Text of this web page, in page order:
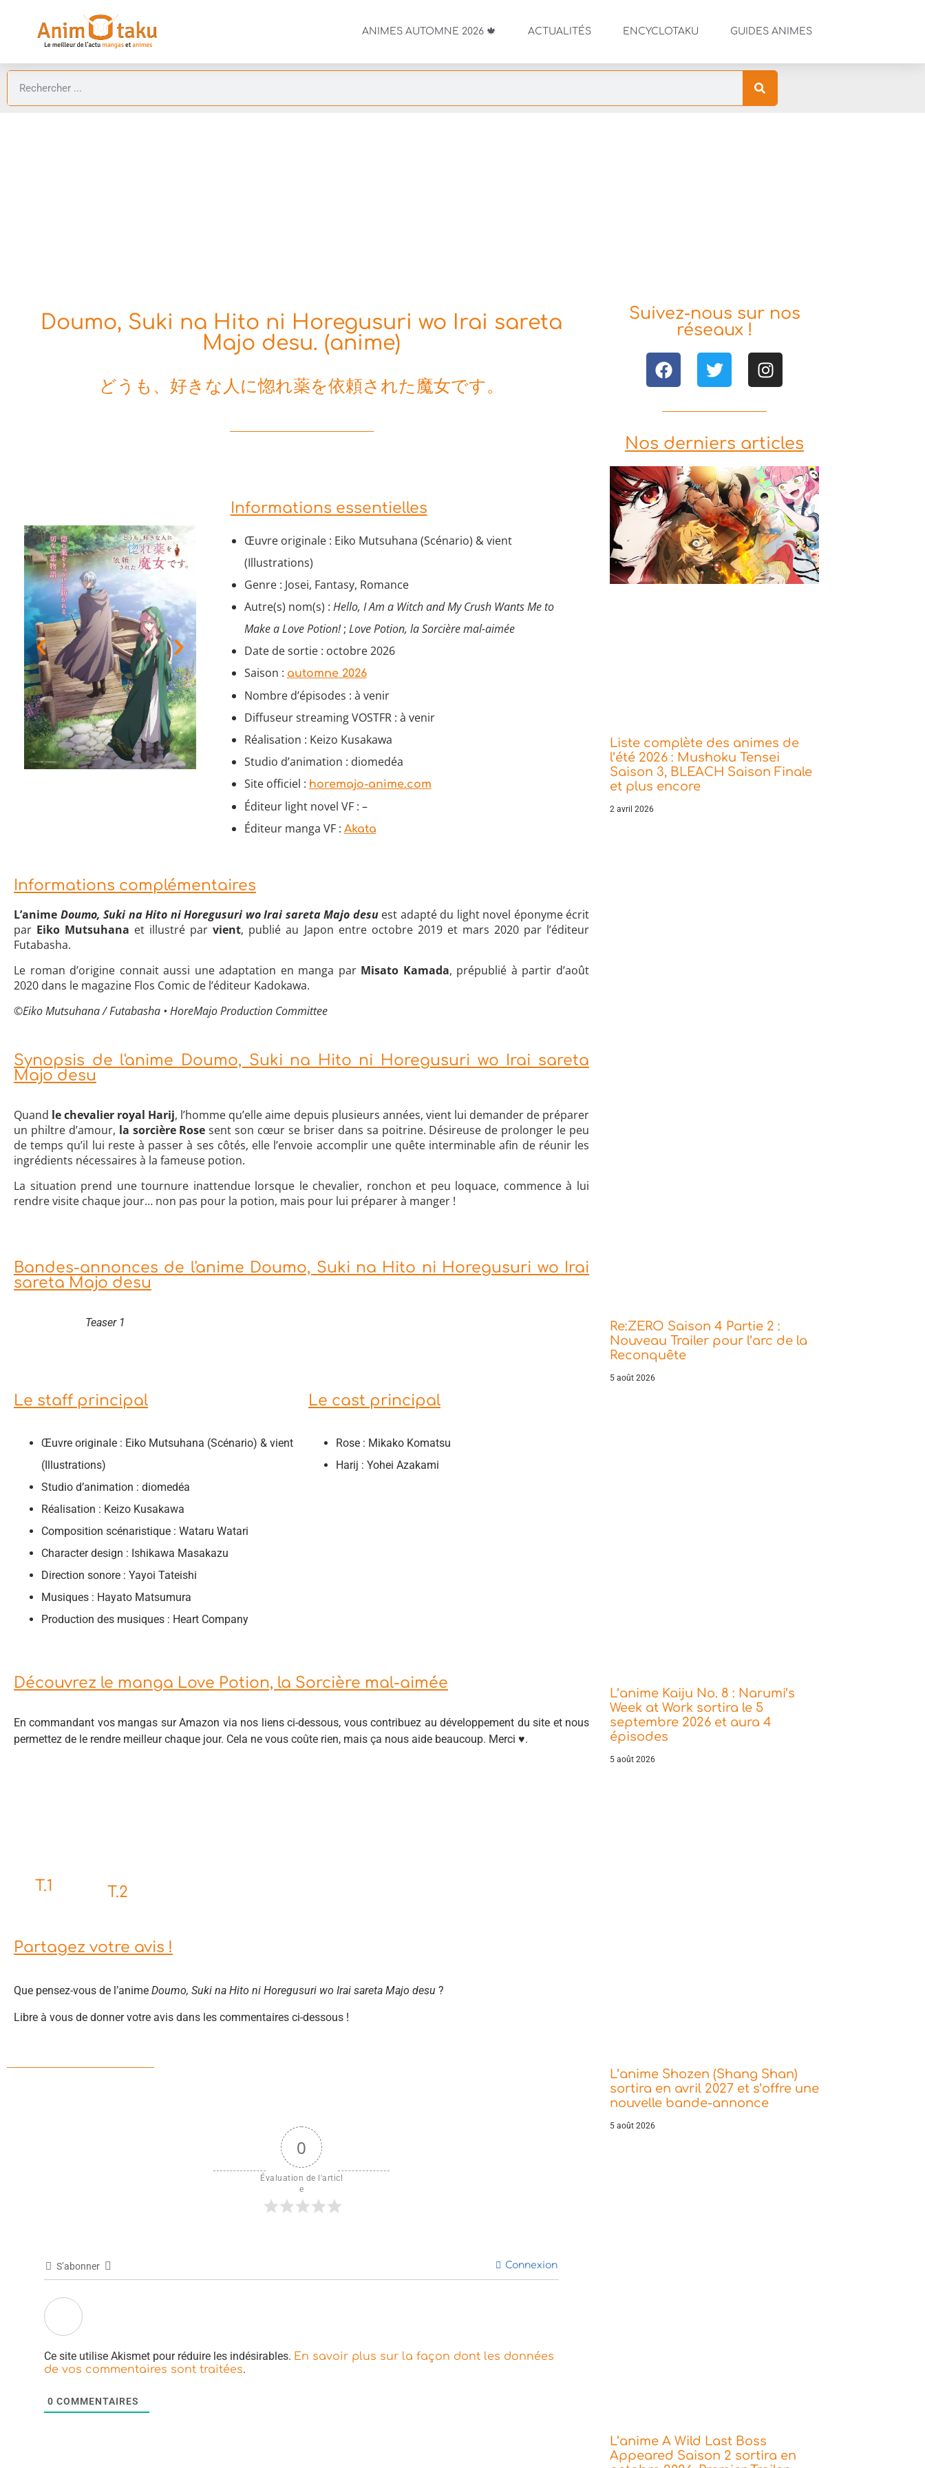
ANIMES AUTOMNE 2026 🍁 ACTUALITÉS ENCYCLOTAKU GUIDES ANIMES
Doumo, Suki na Hito ni Horegusuri wo Irai sareta
Majo desu. (anime)
どうも、好きな人に惚れ薬を依頼された魔女です。
Informations essentielles
Œuvre originale : Eiko Mutsuhana (Scénario) & vient
(Illustrations)
Genre : Josei, Fantasy, Romance
Autre(s) nom(s) : Hello, I Am a Witch and My Crush Wants Me to
Make a Love Potion!; Love Potion, la Sorcière mal-aimée
Date de sortie : octobre 2026
Saison : automne 2026
Nombre d’épisodes : à venir
Diffuseur streaming VOSTFR : à venir
Réalisation : Keizo Kusakawa
Studio d’animation : diomedéa
Site officiel : horemajo-anime.com
Éditeur light novel VF : –
Éditeur manga VF : Akata
Informations complémentaires
L’anime Doumo, Suki na Hito ni Horegusuri wo Irai sareta Majo desu est adapté du light novel éponyme écrit
par Eiko Mutsuhana et illustré parvient, publié au Japon entre octobre 2019 et mars 2020 par l’éditeur
Futabasha.
Le roman d’origine connait aussi une adaptation en manga par Misato Kamada, prépublié à partir d’août
2020 dans le magazine Flos Comic de l’éditeur Kadokawa.
©Eiko Mutsuhana / Futabasha • HoreMajo Production Committee
Synopsis de l'anime Doumo, Suki na Hito ni Horegusuri wo Irai sareta
Majo desu
Quand le chevalier royal Harij, l’homme qu’elle aime depuis plusieurs années, vient lui demander de préparer
un philtre d’amour, la sorcière Rose sent son cœur se briser dans sa poitrine. Désireuse de prolonger le peu
de temps qu’il lui reste à passer à ses côtés, elle l’envoie accomplir une quête interminable afin de réunir les
ingrédients nécessaires à la fameuse potion.
La situation prend une tournure inattendue lorsque le chevalier, ronchon et peu loquace, commence à lui
rendre visite chaque jour… non pas pour la potion, mais pour lui préparer à manger !
Bandes-annonces de l'anime Doumo, Suki na Hito ni Horegusuri wo Irai
sareta Majo desu
Teaser 1
Le staff principal
Œuvre originale : Eiko Mutsuhana (Scénario) & vient
(Illustrations)
Studio d’animation : diomedéa
Réalisation : Keizo Kusakawa
Composition scénaristique : Wataru Watari
Character design : Ishikawa Masakazu
Direction sonore : Yayoi Tateishi
Musiques : Hayato Matsumura
Production des musiques : Heart Company
Le cast principal
Rose : Mikako Komatsu
Harij : Yohei Azakami
Découvrez le manga Love Potion, la Sorcière mal-aimée
En commandant vos mangas sur Amazon via nos liens ci-dessous, vous contribuez au développement du site et nous
permettez de le rendre meilleur chaque jour. Cela ne vous coûte rien, mais ça nous aide beaucoup. Merci ♥.
T.1 T.2
Partagez votre avis !
Que pensez-vous de l’anime Doumo, Suki na Hito ni Horegusuri wo Irai sareta Majo desu ?
Libre à vous de donner votre avis dans les commentaires ci-dessous !
0
Évaluation de l'articl
e
S’abonner Connexion
Ce site utilise Akismet pour réduire les indésirables. En savoir plus sur la façon dont les données
de vos commentaires sont traitées.
0 COMMENTAIRES
Suivez-nous sur nos
réseaux !
Nos derniers articles
Liste complète des animes de
l’été 2026 : Mushoku Tensei
Saison 3, BLEACH Saison Finale
et plus encore
2 avril 2026
Re:ZERO Saison 4 Partie 2 :
Nouveau Trailer pour l’arc de la
Reconquête
5 août 2026
L’anime Kaiju No. 8 : Narumi’s
Week at Work sortira le 5
septembre 2026 et aura 4
épisodes
5 août 2026
L’anime Shozen (Shang Shan)
sortira en avril 2027 et s’offre une
nouvelle bande-annonce
5 août 2026
L’anime A Wild Last Boss
Appeared Saison 2 sortira en